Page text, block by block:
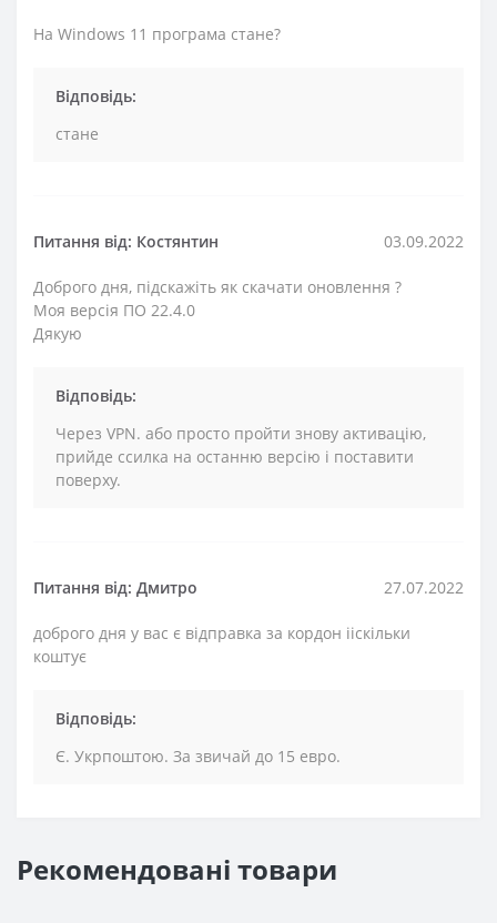
На Windows 11 програма стане?
Відповідь:
стане
Питання від: Костянтин 03.09.2022
Доброго дня, підскажіть як скачати оновлення ?
Моя версія ПО 22.4.0
Дякую
Відповідь:
Через VPN. або просто пройти знову активацію,
прийде ссилка на останню версію і поставити
поверху.
Питання від: Дмитро 27.07.2022
доброго дня у вас є відправка за кордон ііскільки
коштує
Відповідь:
Є. Укрпоштою. За звичай до 15 евро.
Рекомендовані товари